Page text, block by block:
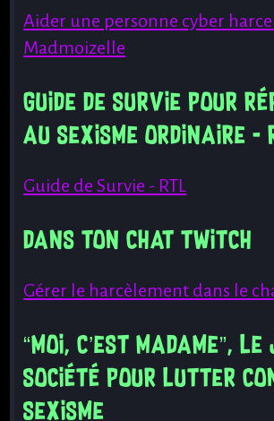
Blog
Nous
Nous
soutenir
Hauts
Faits
quoi
Aider une personne cyber
Madmoizelle
Guide de survie pour
au sexisme ordinaire -
Guide de Survie - RTL
Dans ton chat twitch
Gérer le harcèlement dans le
“Moi, c’est Madame”, le
société pour lutter
sexisme